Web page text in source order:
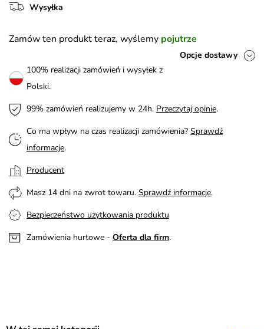
Wysyłka
Zamów ten produkt teraz, wyślemy pojutrze
Opcje dostawy
100% realizacji zamówień i wysyłek z
Polski.
99% zamówień realizujemy w 24h. Przeczytaj opinie.
Co ma wpływ na czas realizacji zamówienia? Sprawdź
informacje.
Producent
Masz 14 dni na zwrot towaru. Sprawdź informacje.
Bezpieczeństwo użytkowania produktu
Zamówienia hurtowe - Oferta dla firm.